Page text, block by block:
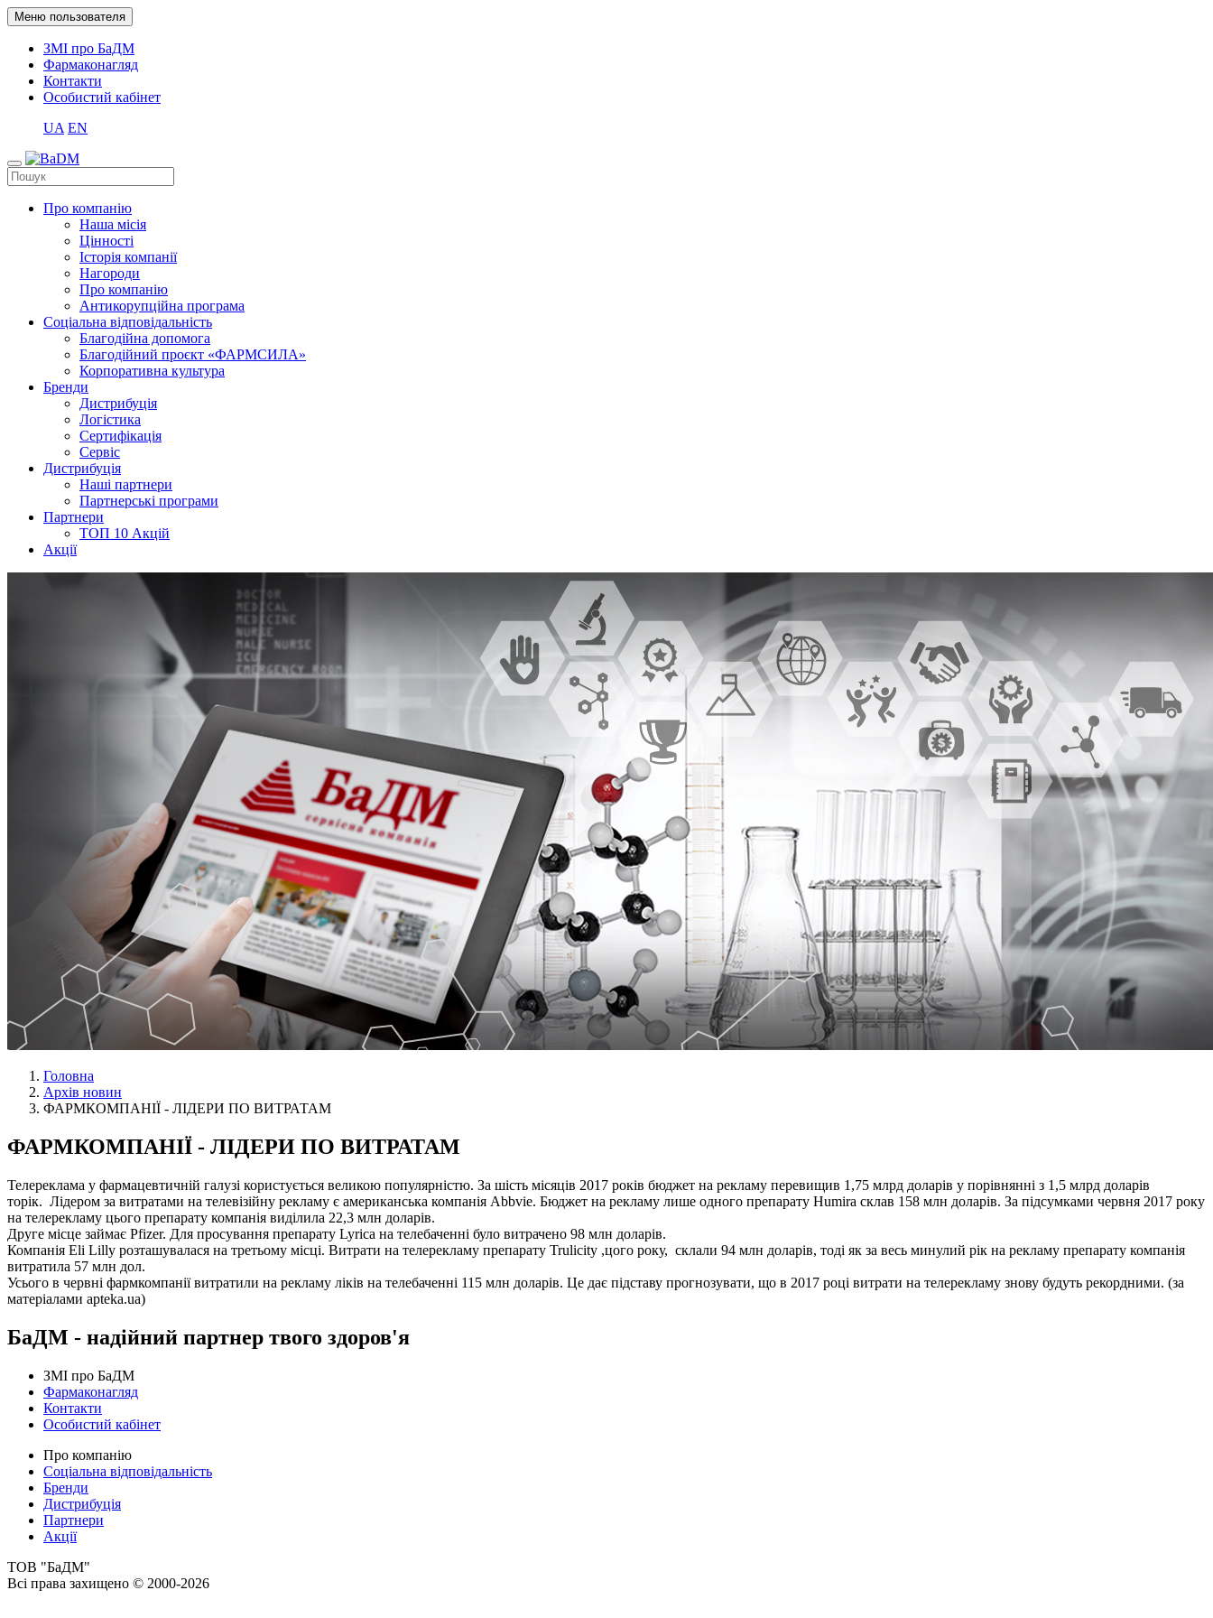
Меню пользователя
ЗМІ про БаДМ
Фармаконагляд
Контакти
Особистий кабінет
UA EN
Про компанію
Наша місія
Цінності
Історія компанії
Нагороди
Про компанію
Антикорупційна програма
Соціальна відповідальність
Благодійна допомога
Благодійний проєкт «ФАРМСИЛА»
Корпоративна культура
Бренди
Дистрибуція
Логістика
Сертифікація
Сервіс
Дистрибуція
Наші партнери
Партнерські програми
Партнери
ТОП 10 Акцій
Акції
Головна
Архів новин
ФАРМКОМПАНІЇ - ЛІДЕРИ ПО ВИТРАТАМ
ФАРМКОМПАНІЇ - ЛІДЕРИ ПО ВИТРАТАМ
Телереклама у фармацевтичній галузі користується великою популярністю. За шість місяців 2017 років бюджет на рекламу перевищив 1,75 млрд доларів у порівнянні з 1,5 млрд доларів
торік. Лідером за витратами на телевізійну рекламу є американська компанія Abbvie. Бюджет на рекламу лише одного препарату Humira склав 158 млн доларів. За підсумками червня 2017 року
на телерекламу цього препарату компанія виділила 22,3 млн доларів.
Друге місце займає Pfizer. Для просування препарату Lyrica на телебаченні було витрачено 98 млн доларів.
Компанія Eli Lilly розташувалася на третьому місці. Витрати на телерекламу препарату Trulicity ,цого року, склали 94 млн доларів, тоді як за весь минулий рік на рекламу препарату компанія
витратила 57 млн дол.
Усього в червні фармкомпанії витратили на рекламу ліків на телебаченні 115 млн доларів. Це дає підставу прогнозувати, що в 2017 році витрати на телерекламу знову будуть рекордними. (за
матеріалами apteka.ua)
БаДМ - надійний партнер твого здоров'я
ЗМІ про БаДМ
Фармаконагляд
Контакти
Особистий кабінет
Про компанію
Соціальна відповідальність
Бренди
Дистрибуція
Партнери
Акції
ТОВ "БаДМ"
Всі права захищено © 2000-2026